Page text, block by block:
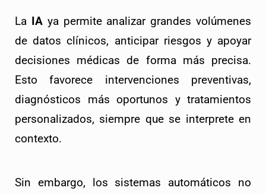
La IA ya permite analizar grandes volúmenes
de datos clínicos, anticipar riesgos y apoyar
decisiones médicas de forma más precisa.
Esto favorece intervenciones preventivas,
diagnósticos más oportunos y tratamientos
personalizados, siempre que se interprete en
contexto.
Sin embargo, los sistemas automáticos no